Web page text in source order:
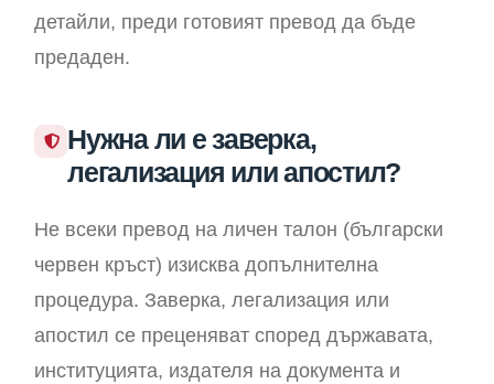
детайли, преди готовият превод да бъде
предаден.
Нужна ли е заверка,
легализация или апостил?
Не всеки превод на личен талон (български
червен кръст) изисква допълнителна
процедура. Заверка, легализация или
апостил се преценяват според държавата,
институцията, издателя на документа и